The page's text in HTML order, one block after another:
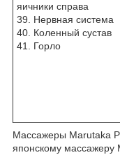
яичники справа
39. Нервная система
40. Коленный сустав
41. Горло
Массажеры Marutaka
японскому массажеру